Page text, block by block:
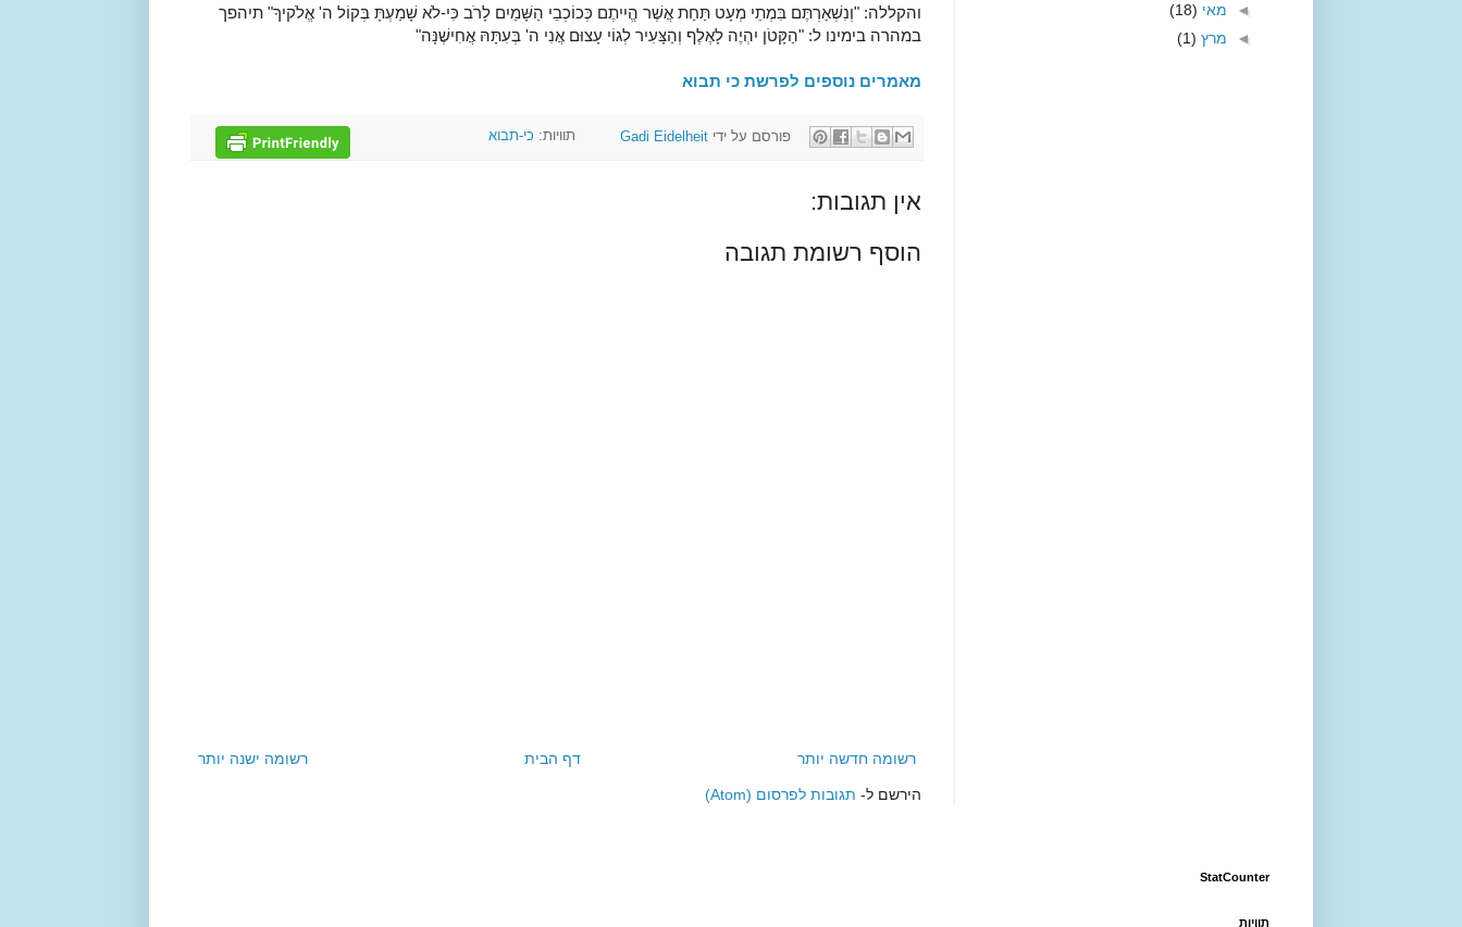
והקללה: "וְנִשְׁאַרְתֶּם בִּמְתֵי מְעָט תַּחַת אֲשֶׁר הֱיִיתֶם כְּכוֹכְבֵי הַשָּׁמַיִם לָרֹב כִּי-לֹא שָׁמַעְתָּ בְּקוֹל ה' אֱלֹקיךָ" תיהפך
במהרה בימינו ל: "הַקָּטֹן יִהְיֶה לָאֶלֶף וְהַצָּעִיר לְגוֹי עָצוּם אֲנִי ה' בְּעִתָּהּ אֲחִישֶׁנָּה"
מאמרים נוספים לפרשת כי תבוא
פורסם על ידי Gadi Eidelheit תוויות: כי-תבוא
אין תגובות:
הוסף רשומת תגובה
רשומה חדשה יותר רשומה ישנה יותר דף הבית
הירשם ל- תגובות לפרסום (Atom)
◄ מאי (18)
◄ מרץ (1)
StatCounter
תוויות